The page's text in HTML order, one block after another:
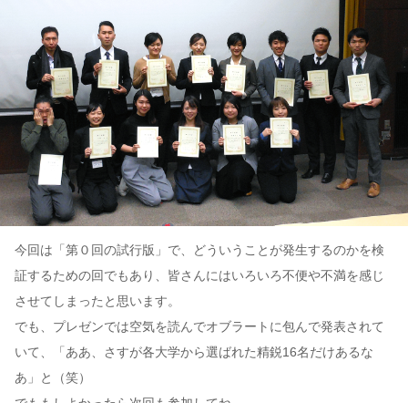
今回は「第０回の試行版」で、どういうことが発生するのかを検
証するための回でもあり、皆さんにはいろいろ不便や不満を感じ
させてしまったと思います。
でも、プレゼンでは空気を読んでオブラートに包んで発表されて
いて、「ああ、さすが各大学から選ばれた精鋭16名だけあるな
あ」と（笑）